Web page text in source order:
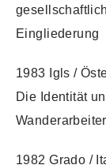
Eingliederung
1983 Igls /
Die Identität
1982 Grado /